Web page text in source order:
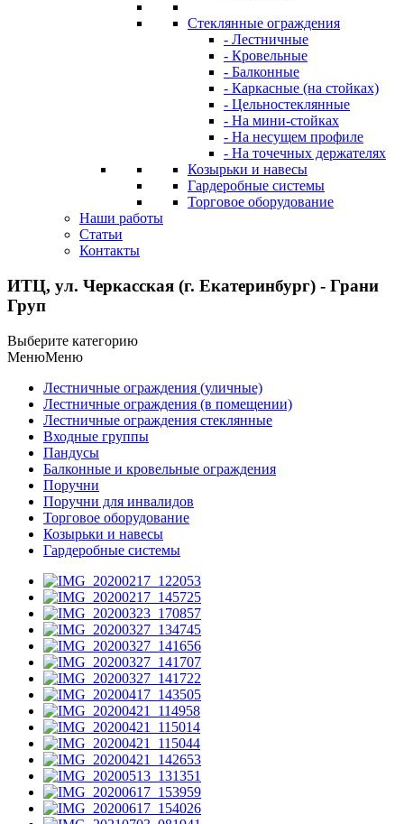
Стеклянные ограждения
- Лестничные
- Кровельные
- Балконные
- Каркасные (на стойках)
- Цельностеклянные
- На мини-стойках
- На несущем профиле
- На точечных держателях
Козырьки и навесы
Гардеробные системы
Торговое оборудование
Наши работы
Статьи
Контакты
ИТЦ, ул. Черкасская (г. Екатеринбург) - Грани
Груп
Выберите категорию
МенюМеню
Лестничные ограждения (уличные)
Лестничные ограждения (в помещении)
Лестничные ограждения стеклянные
Входные группы
Пандусы
Балконные и кровельные ограждения
Поручни
Поручни для инвалидов
Торговое оборудование
Козырьки и навесы
Гардеробные системы